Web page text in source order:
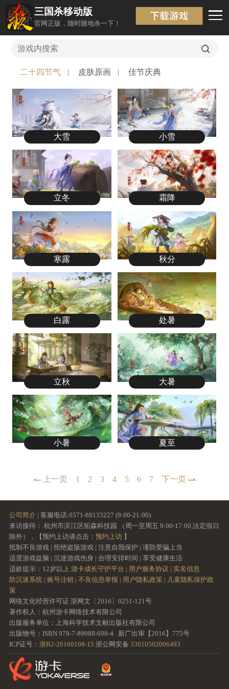
三国杀移动版
官网正版，随时随地杀一下！
返回
二十四节气 皮肤原画 佳节庆典
大雪 小雪
立冬 霜降
寒露 秋分
白露 处暑
立秋 大暑
小暑 夏至
上一页 1 2 3 4 5 6 7 下一页
公司简介 | 客服电话:0571-88133227 (9:00-21:00)
来访接待： 杭州市滨江区拓森科技园 （周一至周五 9:00-17:00,法定假日
除外），【预约上访请点击： 预约上访】
抵制不良游戏 | 拒绝盗版游戏 | 注意自我保护 | 谨防受骗上当
适度游戏益脑 | 沉迷游戏伤身 | 合理安排时间 | 享受健康生活
适龄提示：12岁以上 游卡成长守护平台 | 用户服务协议 | 实名信息
防沉迷系统 | 账号注销 | 不良信息举报 | 用户隐私政策 | 儿童隐私保护政
策
网络文化经营许可证 浙网文〔2016〕0251-121号
著作权人：杭州游卡网络技术有限公司
出版服务单位：上海科学技术文献出版社有限公司
出版物号：ISBN 978-7-89988-698-4 新广出审【2016】775号
ICP证号： 浙B2-20160108-15 浙公网安备 33010502006493